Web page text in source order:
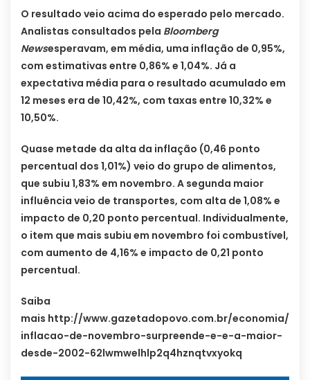
O resultado veio acima do esperado pelo mercado.
Analistas consultados pela Bloomberg
Newsesperavam, em média, uma inflação de 0,95%,
com estimativas entre 0,86% e 1,04%. Já a
expectativa média para o resultado acumulado em
12 meses era de 10,42%, com taxas entre 10,32% e
10,50%.
Quase metade da alta da inflação (0,46 ponto
percentual dos 1,01%) veio do grupo de alimentos,
que subiu 1,83% em novembro. A segunda maior
influência veio de transportes, com alta de 1,08% e
impacto de 0,20 ponto percentual. Individualmente,
o item que mais subiu em novembro foi combustível,
com aumento de 4,16% e impacto de 0,21 ponto
percentual.
Saiba
mais http://www.gazetadopovo.com.br/economia/
inflacao-de-novembro-surpreende-e-e-a-maior-
desde-2002-62lwmwelhlp2q4hznqtvxyokq